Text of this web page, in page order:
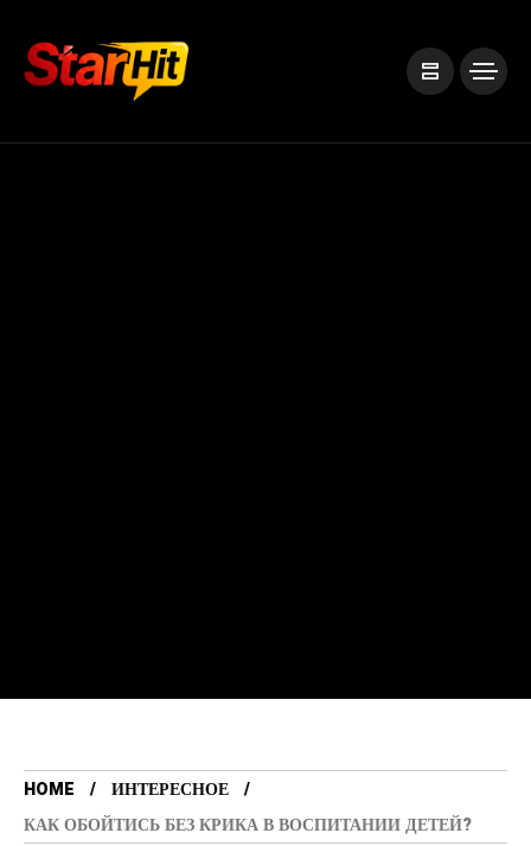
HOME
ИНТЕРЕСНОЕ
КАК ОБОЙТИСЬ БЕЗ КРИКА В ВОСПИТАНИИ ДЕТЕЙ?